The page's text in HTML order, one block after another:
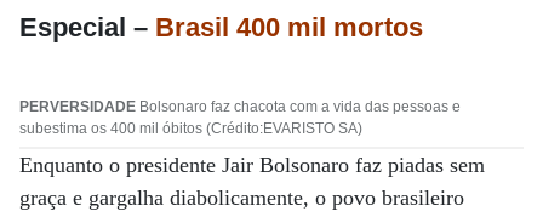
Especial – Brasil 400 mil mortos
PERVERSIDADE Bolsonaro faz chacota com a vida das pessoas e
subestima os 400 mil óbitos (Crédito:EVARISTO SA)
Enquanto o presidente Jair Bolsonaro faz piadas sem
graça e gargalha diabolicamente, o povo brasileiro